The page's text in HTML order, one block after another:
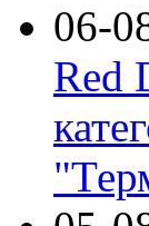
06-
Red